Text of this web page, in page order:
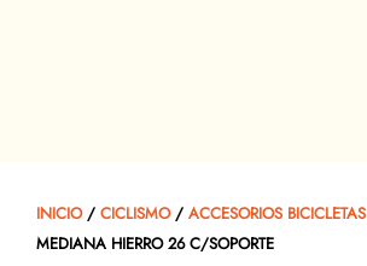
INICIO/ CICLISMO/ ACCESORIOS BICICLETAS
MEDIANA HIERRO 26 C/SOPORTE